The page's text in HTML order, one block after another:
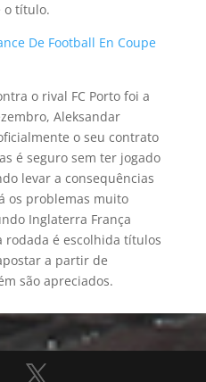
o título.
De Football En Coupe
o rival FC Porto foi a
Aleksandar
o seu contrato
é seguro sem ter jogado
levar a consequências
os problemas muito
Inglaterra França
é escolhida títulos
a partir de
são apreciados.